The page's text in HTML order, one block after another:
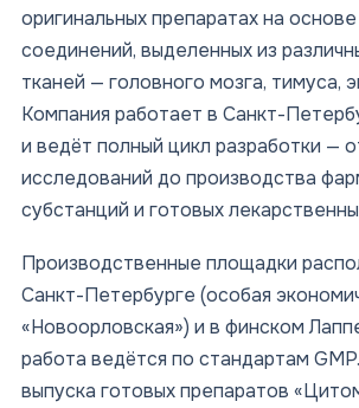
оригинальных препаратах на
соединений, выделенных из
тканей — головного мозга, тимуса,
Компания работает в Санкт-
и ведёт полный цикл разработки —
исследований до производства
субстанций и готовых
Производственные площадки
Санкт-Петербурге (особая
«Новоорловская») и в финском
работа ведётся по стандартам
выпуска готовых препаратов